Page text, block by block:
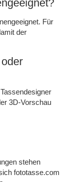
Für
der
3D-Vorschau
stehen
fototasse.com